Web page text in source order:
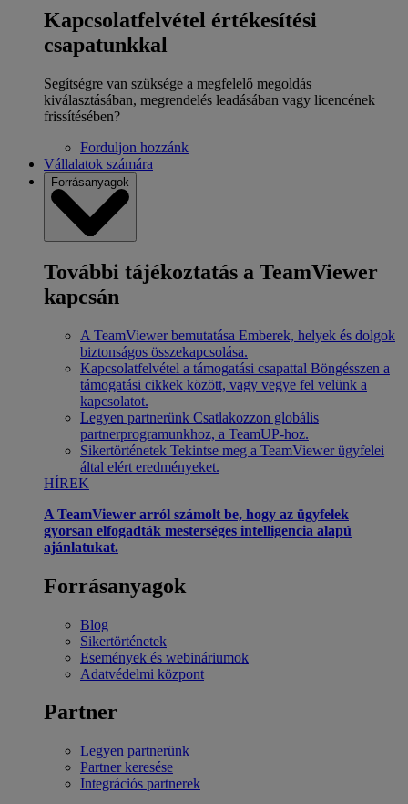
Kapcsolatfelvétel értékesítési
csapatunkkal
Segítségre van szüksége a megfelelő megoldás
kiválasztásában, megrendelés leadásában vagy licencének
frissítésében?
Forduljon hozzánk
Vállalatok számára
Forrásanyagok
További tájékoztatás a TeamViewer
kapcsán
A TeamViewer bemutatása Emberek, helyek és dolgok
biztonságos összekapcsolása.
Kapcsolatfelvétel a támogatási csapattal Böngésszen a
támogatási cikkek között, vagy vegye fel velünk a
kapcsolatot.
Legyen partnerünk Csatlakozzon globális
partnerprogramunkhoz, a TeamUP-hoz.
Sikertörténetek Tekintse meg a TeamViewer ügyfelei
által elért eredményeket.
HÍREK
A TeamViewer arról számolt be, hogy az ügyfelek
gyorsan elfogadták mesterséges intelligencia alapú
ajánlatukat.
Forrásanyagok
Blog
Sikertörténetek
Események és webináriumok
Adatvédelmi központ
Partner
Legyen partnerünk
Partner keresése
Integrációs partnerek